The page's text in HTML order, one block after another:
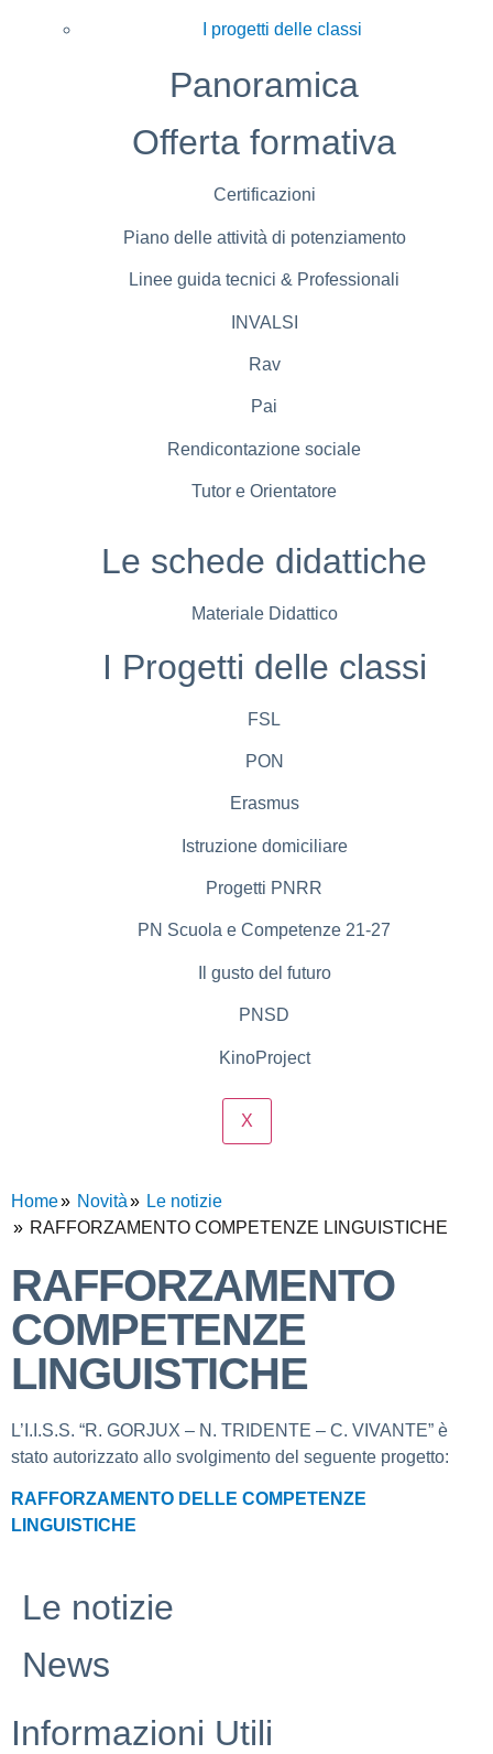
I progetti delle classi
Panoramica
Offerta formativa
Certificazioni
Piano delle attività di potenziamento
Linee guida tecnici & Professionali
INVALSI
Rav
Pai
Rendicontazione sociale
Tutor e Orientatore
Le schede didattiche
Materiale Didattico
I Progetti delle classi
FSL
PON
Erasmus
Istruzione domiciliare
Progetti PNRR
PN Scuola e Competenze 21-27
Il gusto del futuro
PNSD
KinoProject
X
Home Novità
Le notizie
RAFFORZAMENTO COMPETENZE LINGUISTICHE
RAFFORZAMENTO
COMPETENZE
LINGUISTICHE
L’I.I.S.S. “R. GORJUX – N. TRIDENTE – C. VIVANTE” è
stato autorizzato allo svolgimento del seguente progetto:
RAFFORZAMENTO DELLE COMPETENZE
LINGUISTICHE
Le notizie
News
Informazioni Utili